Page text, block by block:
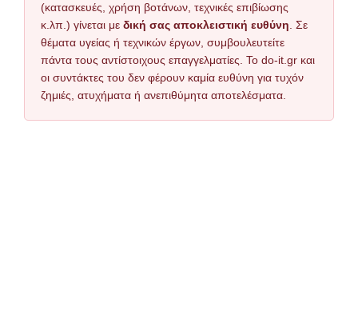
(κατασκευές, χρήση βοτάνων, τεχνικές επιβίωσης
κ.λπ.) γίνεται με δική σας αποκλειστική ευθύνη. Σε
θέματα υγείας ή τεχνικών έργων, συμβουλευτείτε
πάντα τους αντίστοιχους επαγγελματίες. Το do-it.gr και
οι συντάκτες του δεν φέρουν καμία ευθύνη για τυχόν
ζημιές, ατυχήματα ή ανεπιθύμητα αποτελέσματα.